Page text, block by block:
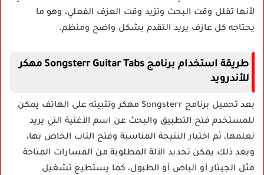
لأنها تقلل وقت البحث وتزيد وقت العزف الفعلي، وهو ما
يحتاجه كل عازف يريد التقدم بشكل واضح ومنظم.
طريقة استخدام برنامج Songsterr Guitar Tabs مهكر
للأندرويد
بعد تحميل برنامج Songsterr مهكر وتثبيته على الهاتف يمكن
للمستخدم فتح التطبيق والبحث عن اسم الأغنية التي يريد
تعلمها، ثم اختيار النتيجة المناسبة وفتح التاب الخاص بها،
وبعد ذلك يمكن تحديد الآلة المطلوبة من المسارات المتاحة
مثل الجيتار أو الباص أو الطبول، كما يستطيع تشغيل